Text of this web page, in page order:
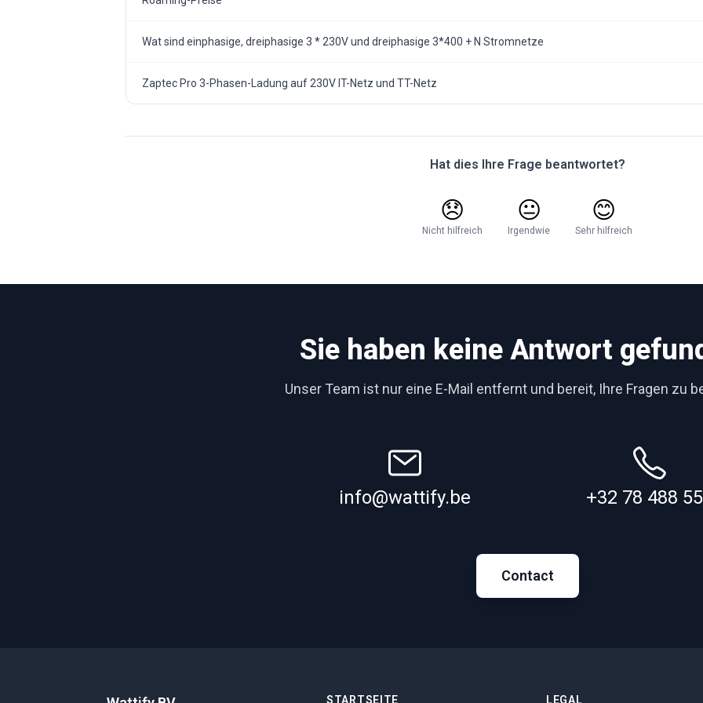
Wat sind einphasige, dreiphasige 3 * 230V und dreiphasige 3*400 + N Stromnetze
Zaptec Pro 3-Phasen-Ladung auf 230V IT-Netz und TT-Netz
Hat dies Ihre Frage beantwortet?
😞
Nicht hilfreich
😐
Irgendwie
😊
Sehr hilfreich
Sie haben keine Antwort
Unser Team ist nur eine E-Mail entfernt und bereit, Ihre Fragen zu
info@wattify.be +32 78 488
Contact
STARTSEITE LEGAL